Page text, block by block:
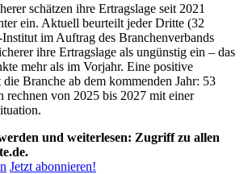
schätzen ihre Ertragslage seit 2021
ein. Aktuell beurteilt jeder Dritte (32
im Auftrag des Branchenverbands
ihre Ertragslage als ungünstig ein – das
mehr als im Vorjahr. Eine positive
Branche ab dem kommenden Jahr: 53
rechnen von 2025 bis 2027 mit einer
und weiterlesen: Zugriff zu allen
Jetzt abonnieren!